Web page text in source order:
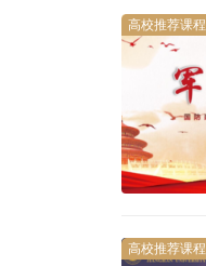
高校推荐课程
高校推荐课程